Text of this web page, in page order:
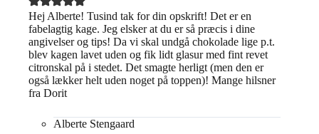
Hej Alberte! Tusind tak for din opskrift! Det er en
fabelagtig kage. Jeg elsker at du er så præcis i dine
angivelser og tips! Da vi skal undgå chokolade lige p.t.
blev kagen lavet uden og fik lidt glasur med fint revet
citronskal på i stedet. Det smagte herligt (men den er
også lækker helt uden noget på toppen)! Mange hilsner
fra Dorit
Alberte Stengaard